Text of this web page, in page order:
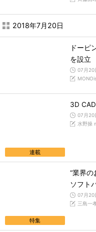
2018年7月20日
ドーピ
を設立
07月20
連載
3D
07月20
水野操
特集
“業界の
ソフト
07月20
三島一